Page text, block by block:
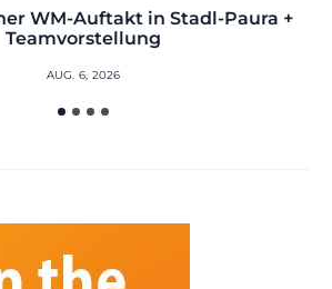
WM-Auftakt in Stadl-Paura +
Teamvorstellung
AUG. 6, 2026